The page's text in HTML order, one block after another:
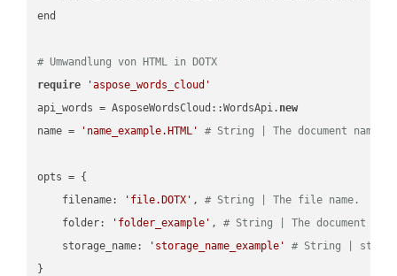
end
# Umwandlung von HTML in DOTX
require
'aspose_words_cloud'
api_words = AsposeWordsCloud::WordsApi. new
name =
'name_example.HTML' # String | The document name.
opts = {
    filename:
'file.DOTX' , # String | The file name.
    folder:
'folder_example' , # String | The document
    storage_name:
'storage_name_example'
# String |
}